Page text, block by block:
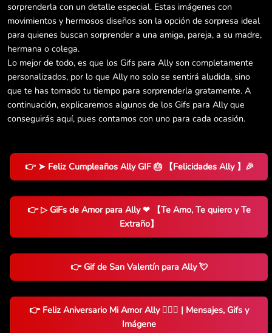
sorprenderla con un detalle especial. Estas imágenes con
movimientos y hermosos diseños son la opción de sorpresa ideal
para quienes buscan sorprender a una amiga, pareja, a su madre,
hermana o colega.
Lo mejor de todo, es que los Gifs para Ally son completamente
personalizados, por lo que Ally no solo se sentirá aludida, sino
que te has tomado tu tiempo para sorprenderla gratamente. A
continuación, explicaremos algunos de los Gifs para Ally que
conseguirás aquí, pues contamos con uno para cada ocasión.
👉 ➤ Feliz Cumpleaños Ally GIF 🎂 【Felicidades Ally 】🎉
👉 ▷ GiFs de Amor para Ally ❤ 【Te Amo, Te quiero y Te
Extraño】
👉 Gif de San Valentín para Ally 💘
👉 Feliz Aniversario Mi Amor Ally 👨‍❤️‍👨 | Mensajes, Gifs y
Imágene